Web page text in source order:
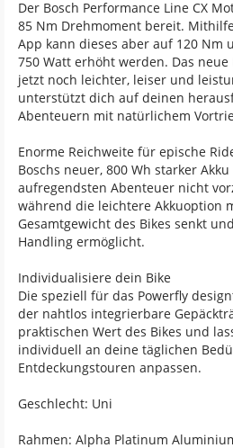
Der Bosch Performance Line CX
85 Nm Drehmoment bereit.
App kann dieses aber auf 120 Nm
750 Watt erhöht werden. Das neue
jetzt noch leichter, leiser und
unterstützt dich auf deinen
Abenteuern mit natürlichem
Enorme Reichweite für epische
Boschs neuer, 800 Wh starker
aufregendsten Abenteuer nicht
während die leichtere Akkuoption
Gesamtgewicht des Bikes senkt
Handling ermöglicht.
Individualisiere dein Bike
Die speziell für das Powerfly
der nahtlos integrierbare
praktischen Wert des Bikes und
individuell an deine täglichen
Entdeckungstouren anpassen.
Geschlecht: Uni
Rahmen: Alpha Platinum